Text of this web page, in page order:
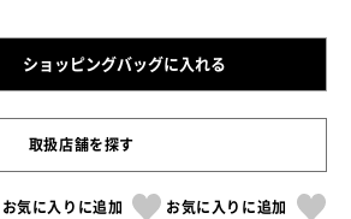
ショッピングバッグに入れる
取扱店舗を探す
お気に入りに追加
お気に入りに追加